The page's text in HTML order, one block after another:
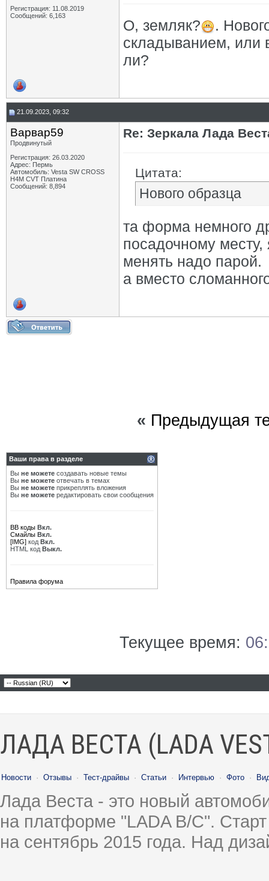
Регистрация: 11.08.2019
Сообщений: 6,163
О, земляк?
.
складыванием, или
ли?
21.09.2023, 09:32
Варвар59
Продвинутый
Регистрация: 26.03.2020
Адрес: Пермь
Автомобиль: Vesta SW CROSS
H4M CVT Платина
Сообщений: 8,894
Re: Зеркала Лада
Цитата:
Нового образца
та форма немного
посадочному месту,
менять надо парой.
а вместо
« Предыдущая
Ваши права в разделе
Вы не можете создавать новые темы
Вы не можете отвечать в темах
Вы не можете прикреплять вложения
Вы не можете редактировать свои сообщения
BB коды Вкл.
Смайлы Вкл.
[IMG] код Вкл.
HTML код Выкл.
Правила форума
Текущее время:
ЛАДА ВЕСТА (LADA
Новости · Отзывы · Тест-драйвы · Статьи · Интервью · Фото ·
Лада Веста - это новый
на платформе "LADA B/C".
на сентябрь 2015 года. Над